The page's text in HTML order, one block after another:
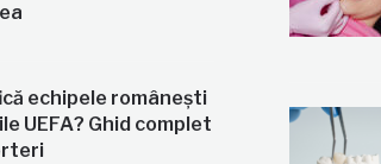
echipele românești
UEFA? Ghid complet